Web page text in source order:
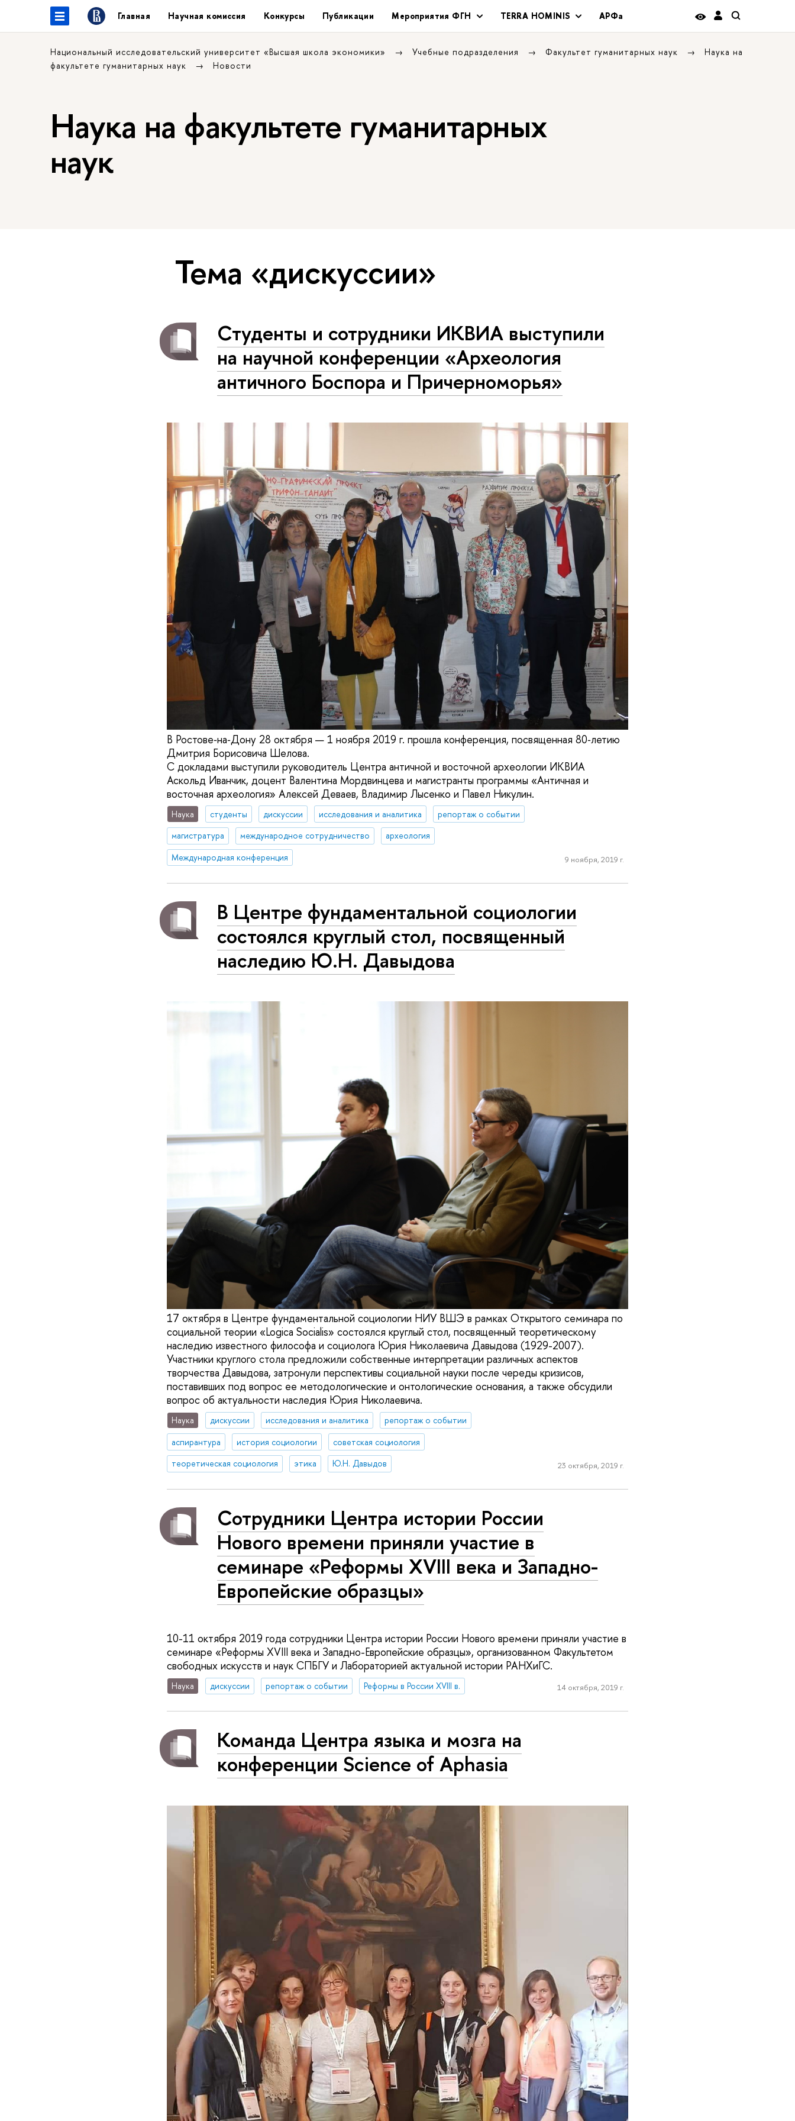
Главная Научная комиссия Конкурсы Публикации Мероприятия ФГН TERRA HOMINIS АРФа
Национальный исследовательский университет «Высшая школа экономики» Учебные подразделения Факультет гуманитарных наук
Наука на
факультете гуманитарных наук
Новости
Наука на факультете гуманитарных
наук
Тема «дискуссии»
Студенты и сотрудники ИКВИА выступили
на научной конференции «Археология
античного Боспора и Причерноморья»
В Ростове‑на‑Дону 28 октября — 1 ноября 2019 г. прошла конференция, посвященная 80‑летию
Дмитрия Борисовича Шелова.
С докладами выступили руководитель Центра античной и восточной археологии ИКВИА
Аскольд Иванчик, доцент Валентина Мордвинцева и магистранты программы «Античная и
восточная археология» Алексей Деваев, Владимир Лысенко и Павел Никулин.
Наука студенты дискуссии исследования и аналитика
репортаж о событии
магистратура
международное сотрудничество
археология
Международная конференция
9 ноября, 2019 г.
В Центре фун­да­мен­таль­ной социологии
состоялся круглый стол, посвященный
наследию Ю.Н. Давыдова
17 октября в Центре фундаментальной социологии НИУ ВШЭ в рамках Открытого семинара по
социальной теории «Logica Socialis» состоялся круглый стол, посвященный теоретическому
наследию известного философа и социолога Юрия Николаевича Давыдова (1929-2007).
Участники круглого стола предложили собственные интерпретации различных аспектов
творчества Давыдова, затронули перспективы социальной науки после череды кризисов,
поставивших под вопрос ее методологические и онтологические основания, а также обсудили
вопрос об актуальности наследия Юрия Николаевича.
Наука дискуссии исследования и аналитика
репортаж о событии
аспирантура
история социологии
советская социология
теоретическая социология
этика Ю.Н. Давыдов 23 октября, 2019 г.
Сотрудники Центра истории России
Нового времени приняли участие в
семинаре «Реформы XVIII века и Западно-
Европейские образцы»
10-11 октября 2019 года сотрудники Центра истории России Нового времени приняли участие в
семинаре «Реформы XVIII века и Западно-Европейские образцы», организованном Факультетом
свободных искусств и наук СПБГУ и Лабораторией актуальной истории РАНХиГС.
Наука дискуссии репортаж о событии Реформы в России XVIII в. 14 октября, 2019 г.
Команда Центра языка и мозга на
конференции Science of Aphasia